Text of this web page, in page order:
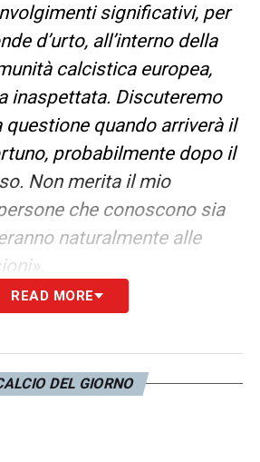
significativi, per
d’urto, all’interno della
calcistica europea,
inaspettata. Discuteremo
quando arriverà il
probabilmente dopo il
Non merita il mio
che conoscono sia
naturalmente alle
«Informerò i media quando
tutto quello che abbiamo
anni che non ne sono
READ MORE
DEL GIORNO